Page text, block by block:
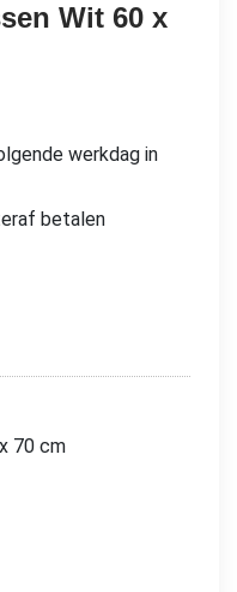
Wit 60 x
werkdag in
betalen
70 cm